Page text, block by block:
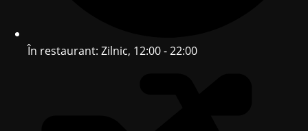
În restaurant: Zilnic, 12:00 - 22:00